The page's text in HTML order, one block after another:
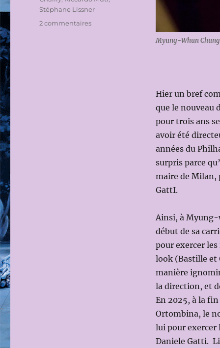
Myung-Whun
Hier un bref
que le nouveau
pour trois ans
avoir été
années du
surpris parce
maire de Milan,
GattI.
Ainsi, à Myung-
début de sa
pour exercer
look (Bastille et
manière
la direction, et
En 2025, à la
Ortombina, le
lui pour exercer
Daniele Gatti.
Stéphane Lissner
2 commentairessur